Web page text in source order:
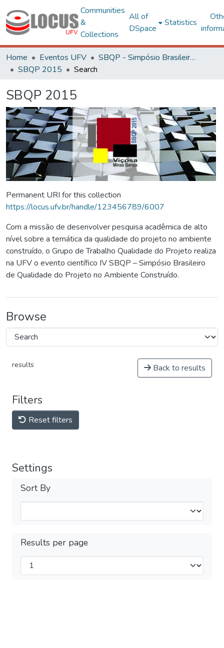
Communities
&
Collections
All of
DSpace
Statistics
Home Eventos UFV
SBQP - Simpósio Brasileiro de Qualidade do Projeto no Ambiente Construído
SBQP 2015
Search
SBQP 2015
Permanent URI for this collection
https://locus.ufv.br/handle/123456789/6007
Com a missão de desenvolver pesquisa acadêmica de alto
nível sobre a temática da qualidade do projeto no ambiente
construído, o Grupo de Trabalho Qualidade do Projeto realiza
na UFV o evento científico IV SBQP – Simpósio Brasileiro
de Qualidade do Projeto no Ambiente Construído.
Browse
results Back to results
Filters
Reset filters
Settings
Sort By
Results per page